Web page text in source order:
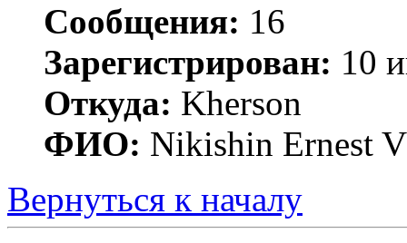
Сообщения: 16
Зарегистрирован: 10
Откуда: Kherson
ФИО: Nikishin Ernest
Вернуться к началу